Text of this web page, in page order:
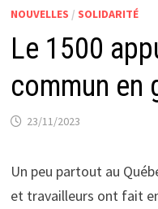
NOUVELLES / SOLIDARITÉ
Le 1500
commun en
23/11/2023
Un peu partout au
et travailleurs ont fait